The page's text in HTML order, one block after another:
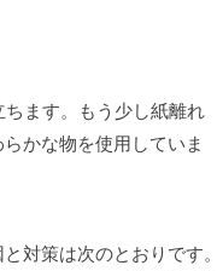
ます。もう少し紙離れ
かな物を使用していま
対策は次のとおりです。